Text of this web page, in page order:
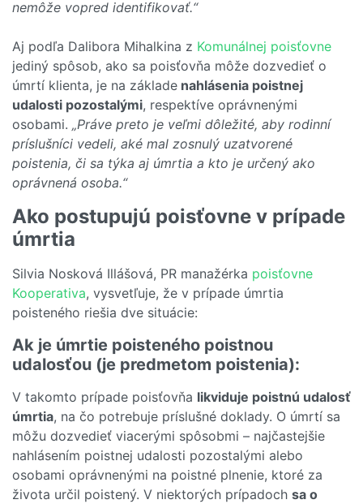
nemôže vopred identifikovať.“
Aj podľa Dalibora Mihalkina z Komunálnej poisťovne
jediný spôsob, ako sa poisťovňa môže dozvedieť o
úmrtí klienta, je na základe nahlásenia poistnej
udalosti pozostalými, respektíve oprávnenými
osobami. „Práve preto je veľmi dôležité, aby rodinní
príslušníci vedeli, aké mal zosnulý uzatvorené
poistenia, či sa týka aj úmrtia a kto je určený ako
oprávnená osoba.“
Ako postupujú poisťovne v prípade
úmrtia
Silvia Nosková Illášová, PR manažérka poisťovne
Kooperativa, vysvetľuje, že v prípade úmrtia
poisteného riešia dve situácie:
Ak je úmrtie poisteného poistnou
udalosťou (je predmetom poistenia):
V takomto prípade poisťovňa likviduje poistnú udalosť
úmrtia, na čo potrebuje príslušné doklady. O úmrtí sa
môžu dozvedieť viacerými spôsobmi – najčastejšie
nahlásením poistnej udalosti pozostalými alebo
osobami oprávnenými na poistné plnenie, ktoré za
života určil poistený. V niektorých prípadoch sa o